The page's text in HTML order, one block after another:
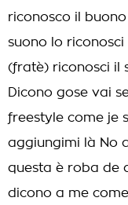
riconosco il
suono lo
(fratè) riconosci il
Dicono gose vai
freestyle come je
aggiungimi là No
questa è roba de
dicono a me